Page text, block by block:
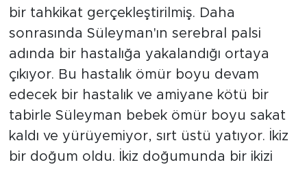
bir tahkikat gerçekleştirilmiş. Daha
sonrasında Süleyman'ın serebral palsi
adında bir hastalığa yakalandığı ortaya
çıkıyor. Bu hastalık ömür boyu devam
edecek bir hastalık ve amiyane kötü bir
tabirle Süleyman bebek ömür boyu sakat
kaldı ve yürüyemiyor, sırt üstü yatıyor. İkiz
bir doğum oldu. İkiz doğumunda bir ikizi